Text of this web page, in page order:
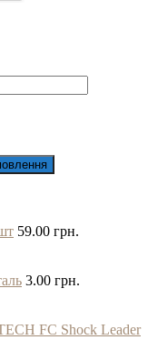
59.00 грн.
3.00 грн.
FC Shock Leader